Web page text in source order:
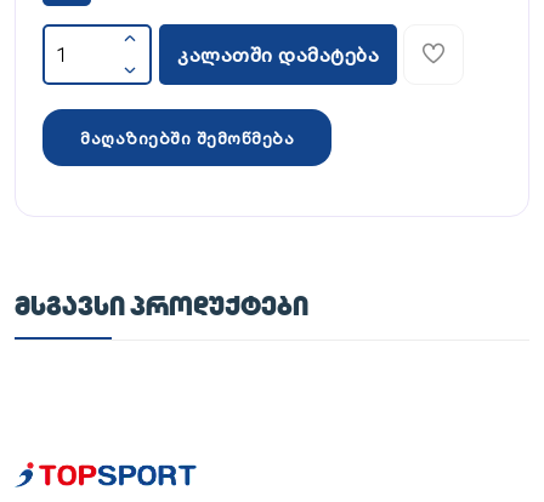
კალათში დამატება
მაღაზიებში შემოწმება
ᲛᲡᲒᲐᲕᲡᲘ ᲞᲠᲝᲓᲣᲥᲢᲔᲑᲘ